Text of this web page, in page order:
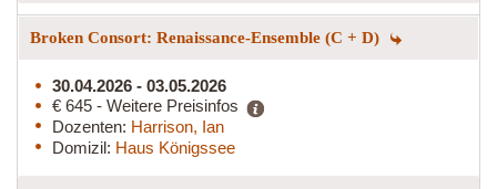
Broken Consort: Renaissance-Ensemble (C + D)
30.04.2026 - 03.05.2026
€ 645 - Weitere Preisinfos
Dozenten: Harrison, Ian
Domizil: Haus Königssee